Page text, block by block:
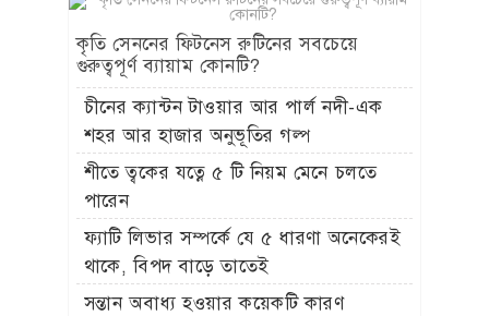
কৃতি সেননের ফিটনেস রুটিনের সবচেয়ে
গুরুত্বপূর্ণ ব্যায়াম কোনটি?
চীনের ক্যান্টন টাওয়ার আর পার্ল নদী-এক
শহর আর হাজার অনুভূতির গল্প
শীতে ত্বকের যত্নে ৫ টি নিয়ম মেনে চলতে
পারেন
ফ্যাটি লিভার সম্পর্কে যে ৫ ধারণা অনেকেরই
থাকে, বিপদ বাড়ে তাতেই
সন্তান অবাধ্য হওয়ার কয়েকটি কারণ